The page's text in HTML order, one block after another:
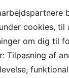
Ginger Soda
cookies, til
om dig til
Tilpasning af